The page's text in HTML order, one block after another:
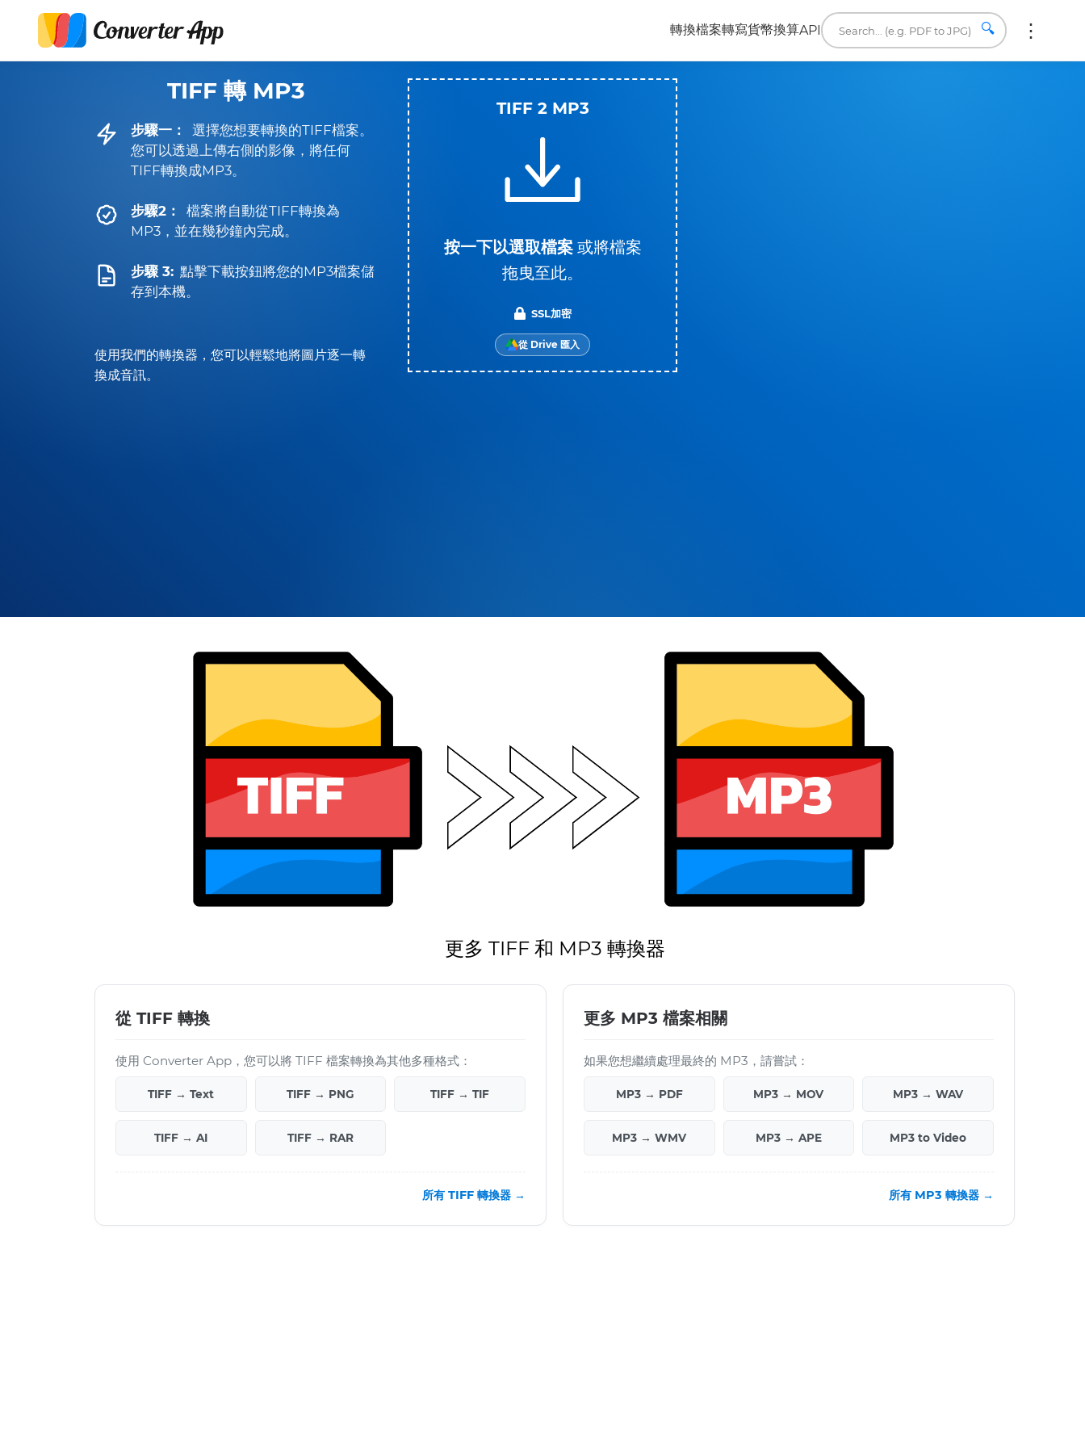
轉換檔案轉寫貨幣換算API 🔍
TIFF 轉 MP3
步驟一：
選擇您想要轉換的TIFF檔案。
您可以透過上傳右側的影像，將任何
TIFF轉換成MP3。
步驟2：
檔案將自動從TIFF轉換為
MP3，並在幾秒鐘內完成。
步驟 3: 點擊下載按鈕將您的MP3檔案儲
存到本機。
使用我們的轉換器，您可以輕鬆地將圖片逐一轉
換成音訊。
TIFF 2 MP3
按一下以選取檔案 或將檔案
拖曳至此。
SSL加密
從 Drive 匯入
更多 TIFF 和 MP3 轉換器
從 TIFF 轉換
使用 Converter App，您可以將 TIFF 檔案轉換為其他多種格式：
TIFF → Text TIFF → PNG TIFF → TIF
TIFF → AI TIFF → RAR
所有 TIFF 轉換器 →
更多 MP3 檔案相關
如果您想繼續處理最終的 MP3，請嘗試：
MP3 → PDF MP3 → MOV MP3 → WAV
MP3 → WMV MP3 → APE MP3 to Video
所有 MP3 轉換器 →